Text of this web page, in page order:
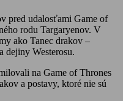
pred udalosťami Game of
rodu Targaryenov. V
ako Tanec drakov –
dejiny Westerosu.
na Game of Thrones
a postavy, ktoré nie sú